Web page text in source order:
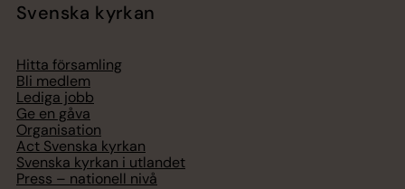
Svenska kyrkan
Hitta församling
Bli medlem
Lediga jobb
Ge en gåva
Organisation
Act Svenska kyrkan
Svenska kyrkan i utlandet
Press – nationell nivå